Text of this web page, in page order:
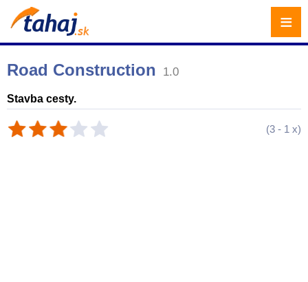
Road Construction 1.0
Stavba cesty.
(3 - 1 x)
≡